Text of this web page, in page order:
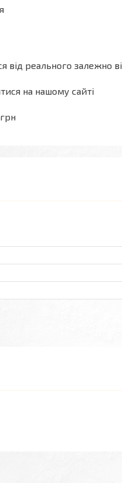
від реального залежно
на нашому сайті